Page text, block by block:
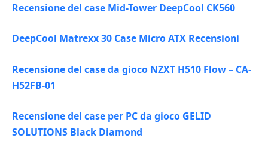
Recensione del case Mid-Tower DeepCool CK560
DeepCool Matrexx 30 Case Micro ATX Recensioni
Recensione del case da gioco NZXT H510 Flow – CA-
H52FB-01
Recensione del case per PC da gioco GELID
SOLUTIONS Black Diamond